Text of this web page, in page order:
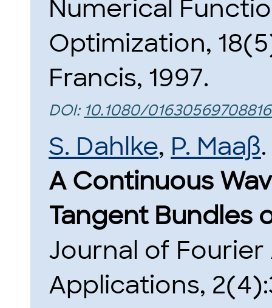
Numerical
Optimization,
Francis, 1997.
DOI: 10.1080/
S. Dahlke, P. Maaß.
A Continuous
Tangent Bundles
Journal of Fourier
Applications,